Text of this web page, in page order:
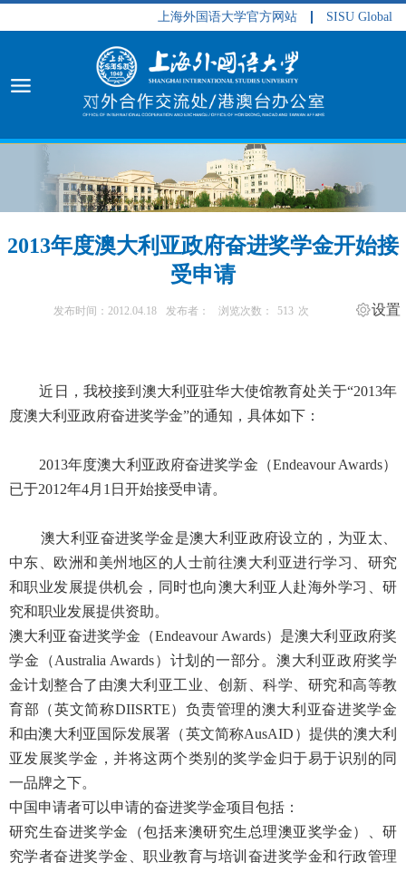
上海外国语大学官方网站 SISU Global
2013年度澳大利亚政府奋进奖学金开始接
受申请
发布时间：2012.04.18 发布者： 浏览次数： 513 次 设置
近日，我校接到澳大利亚驻华大使馆教育处关于“2013年
度澳大利亚政府奋进奖学金”的通知，具体如下：
2013年度澳大利亚政府奋进奖学金（Endeavour Awards）
已于2012年4月1日开始接受申请。
澳大利亚奋进奖学金是澳大利亚政府设立的，为亚太、
中东、欧洲和美州地区的人士前往澳大利亚进行学习、研究
和职业发展提供机会，同时也向澳大利亚人赴海外学习、研
究和职业发展提供资助。
澳大利亚奋进奖学金（Endeavour Awards）是澳大利亚政府奖
学金（Australia Awards）计划的一部分。澳大利亚政府奖学
金计划整合了由澳大利亚工业、创新、科学、研究和高等教
育部（英文简称DIISRTE）负责管理的澳大利亚奋进奖学金
和由澳大利亚国际发展署（英文简称AusAID）提供的澳大利
亚发展奖学金，并将这两个类别的奖学金归于易于识别的同
一品牌之下。
中国申请者可以申请的奋进奖学金项目包括：
研究生奋进奖学金（包括来澳研究生总理澳亚奖学金）、研
究学者奋进奖学金、职业教育与培训奋进奖学金和行政管理